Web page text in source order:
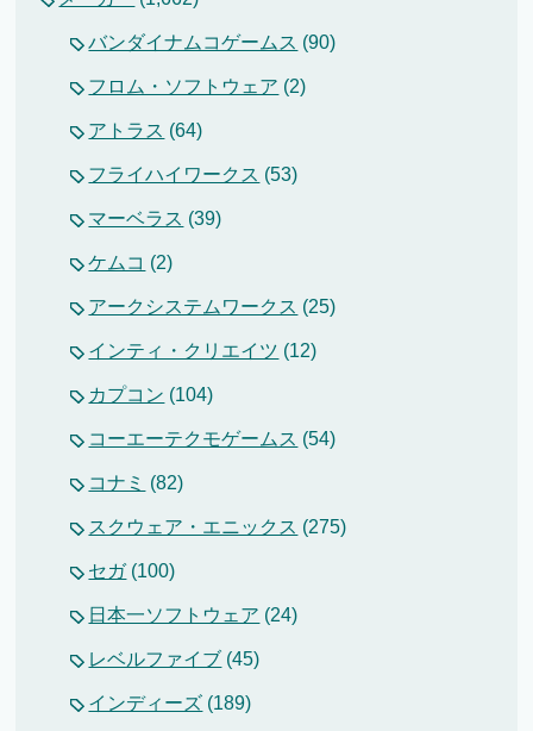
バンダイナムコゲームス (90)
フロム・ソフトウェア (2)
アトラス (64)
フライハイワークス (53)
マーベラス (39)
ケムコ (2)
アークシステムワークス (25)
インティ・クリエイツ (12)
カプコン (104)
コーエーテクモゲームス (54)
コナミ (82)
スクウェア・エニックス (275)
セガ(100)
日本一ソフトウェア (24)
レベルファイブ (45)
インディーズ (189)